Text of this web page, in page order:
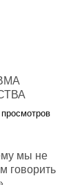
мы не
говорить